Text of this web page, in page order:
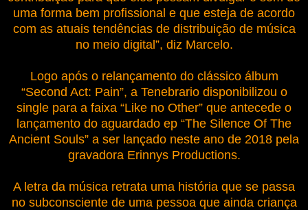
uma forma bem profissional e que esteja de acordo
com as atuais tendências de distribuição de música
no meio digital”, diz Marcelo.
Logo após o relançamento do clássico álbum
“Second Act: Pain”, a Tenebrario disponibilizou o
single para a faixa “Like no Other” que antecede o
lançamento do aguardado ep “The Silence Of The
Ancient Souls” a ser lançado neste ano de 2018 pela
gravadora Erinnys Productions.
A letra da música retrata uma história que se passa
no subconsciente de uma pessoa que ainda criança